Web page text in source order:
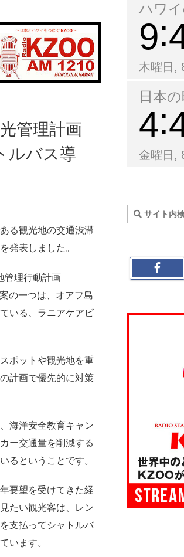
管理計画
ルバス導
る観光地の交通渋滞
発表しました。
管理行動計画
の一つは、 オアフ島
いる、ラニアケアビ
ポットや観光地を重
計画で優先的に対策
海洋安全教育キャン
ー交通量を削減する
るということです。
要望を受けてきた経
たい観光客は、 レン
支払ってシャトルバ
います。
ハワ
9
木曜日,
日本の
4
金曜日,